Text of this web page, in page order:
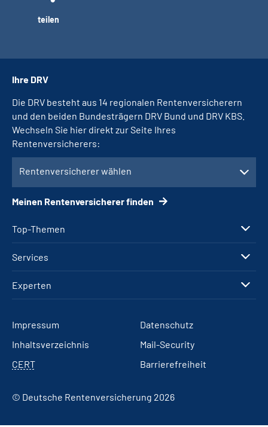
teilen
Top-Themen
Services
Experten
Ihre DRV
Die DRV besteht aus 14 regionalen Rentenversicherern
und den beiden Bundesträgern DRV Bund und DRV KBS.
Wechseln Sie hier direkt zur Seite Ihres
Rentenversicherers:
Rentenversicherer wählen
Meinen Rentenversicherer finden
Impressum
Datenschutz
Inhaltsverzeichnis
Mail-Security
CERT
Barrierefreiheit
© Deutsche Rentenversicherung 2026